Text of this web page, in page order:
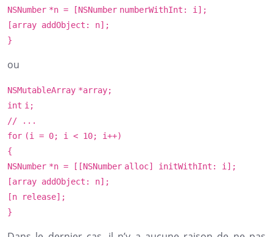
NSNumber *n = [NSNumber numberWithInt: i];
[array addObject: n];
}
ou
NSMutableArray *array;
int i;
// ...
for (i = 0; i < 10; i++)
{
NSNumber *n = [[NSNumber alloc] initWithInt: i];
[array addObject: n];
[n release];
}